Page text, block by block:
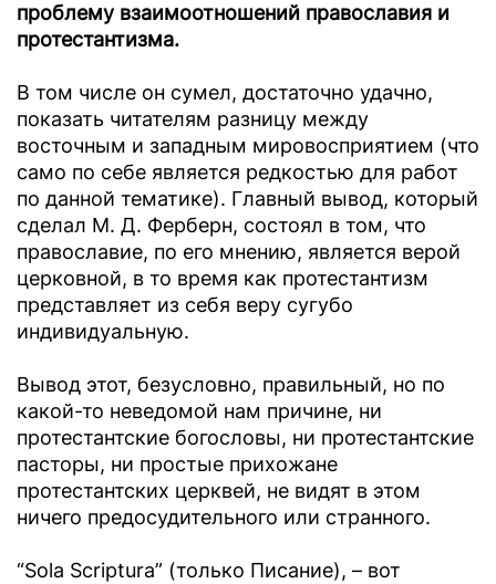
проблему взаимоотношений православия и
протестантизма.
В том числе он сумел, достаточно удачно,
показать читателям разницу между
восточным и западным мировосприятием (что
само по себе является редкостью для работ
по данной тематике). Главный вывод, который
сделал М. Д. Ферберн, состоял в том, что
православие, по его мнению, является верой
церковной, в то время как протестантизм
представляет из себя веру сугубо
индивидуальную.
Вывод этот, безусловно, правильный, но по
какой-то неведомой нам причине, ни
протестантские богословы, ни протестантские
пасторы, ни простые прихожане
протестантских церквей, не видят в этом
ничего предосудительного или странного.
“Sola Scriptura” (только Писание), – вот